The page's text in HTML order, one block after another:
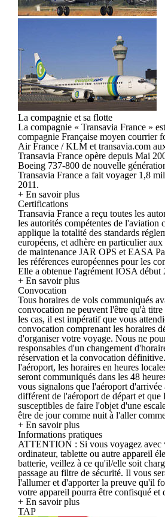
La compagnie et sa flotte
La compagnie « Transavia France »
compagnie Française moyen courrier
Air France / KLM et transavia.com
Transavia France opère depuis Mai
Boeing 737-800 de nouvelle
Transavia France a fait voyager 1,8
2011.
+ En savoir plus
Certifications
Transavia France a reçu toutes les
les autorités compétentes de
applique la totalité des standards
européens, et adhère en particulier
de maintenance JAR OPS et EASA
les références européennes pour les
Elle a obtenue l'agrément IOSA début
+ En savoir plus
Convocation
Tous horaires de vols communiqués
convocation ne peuvent l'être qu'à
les cas, il est impératif que vous
convocation comprenant les horaires
d'organiser votre voyage. Nous ne
responsables d'un changement
réservation et la convocation
l'aéroport, les horaires en heures
seront communiqués dans les 48
vous signalons que l'aéroport d'arrivée
différent de l'aéroport de départ et que
susceptibles de faire l'objet d'une
être de jour comme nuit à l'aller
+ En savoir plus
Informations pratiques
ATTENTION : Si vous voyagez avec
ordinateur, tablette ou autre appareil
batterie, veillez à ce qu'il/elle soit
passage au filtre de sécurité. Il vous
l'allumer et d'apporter la preuve qu'il
votre appareil pourra être confisqué et
+ En savoir plus
TAP